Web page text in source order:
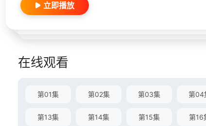
立即播放
在线观看
第01集 第02集 第03集 第04
第13集 第14集 第15集 第16